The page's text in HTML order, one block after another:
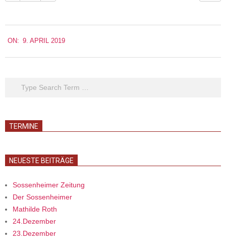
04-
09
ON: 9. APRIL 2019
TERMINE
NEUESTE BEITRÄGE
Sossenheimer Zeitung
Der Sossenheimer
Mathilde Roth
24.Dezember
23.Dezember